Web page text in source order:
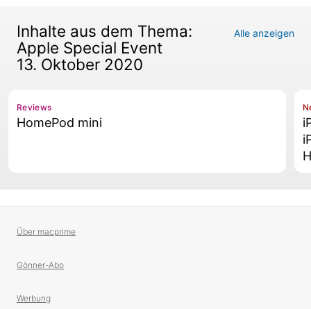
Inhalte aus dem Thema:
Apple Special Event
13. Oktober 2020
Alle anzeigen
Reviews
HomePod mini
Über macprime
Gönner-Abo
Werbung